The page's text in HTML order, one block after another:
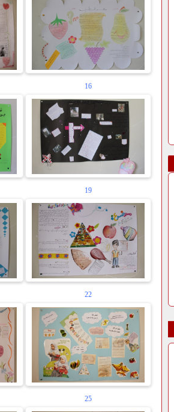
16
19
22
25